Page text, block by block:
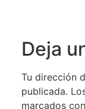
Deja
Tu dirección
publicada.
marcados con